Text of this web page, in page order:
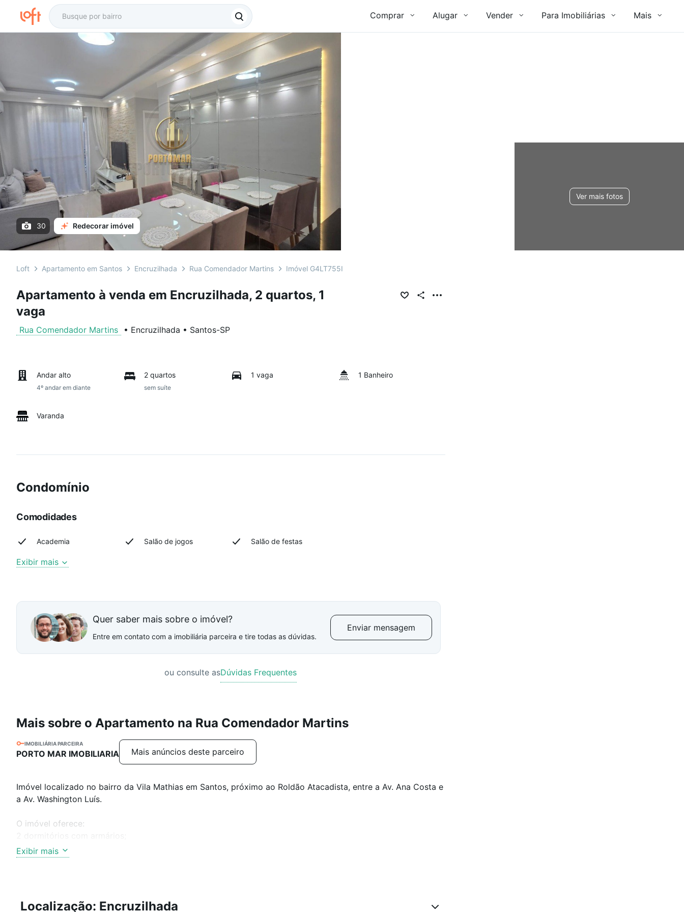
Comprar Alugar Vender Para Imobiliárias Mais
Ver mais fotos
30 Redecorar imóvel
Loft Apartamento em Santos Encruzilhada Rua Comendador Martins Imóvel G4LT755I
Apartamento à venda em Encruzilhada, 2 quartos, 1
vaga
Rua Comendador Martins • Encruzilhada • Santos-SP
Andar alto
4º andar em diante
2 quartos
sem suíte
1 vaga 1 Banheiro
Varanda
Condomínio
Comodidades
Academia Salão de jogos Salão de festas
Exibir mais
Quer saber mais sobre o imóvel?
Entre em contato com a imobiliária parceira e tire todas as dúvidas.
Enviar mensagem
ou consulte asDúvidas Frequentes
Mais sobre o Apartamento na Rua Comendador Martins
IMOBILIÁRIA PARCEIRA
PORTO MAR IMOBILIARIA Mais anúncios deste parceiro
Imóvel localizado no bairro da Vila Mathias em Santos, próximo ao Roldão Atacadista, entre a Av. Ana Costa e
a Av. Washington Luís.
O imóvel oferece:
1 banheiro;
Varanda;
Sol da manhã - ótima iluminação natural;
Exibir mais
Localização: Encruzilhada